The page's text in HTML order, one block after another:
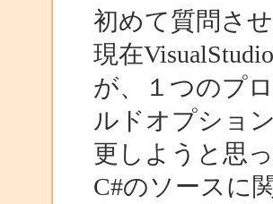
初めて質問さ
現在
が、１つのプ
ルドオプショ
更しようと思
C#のソースに